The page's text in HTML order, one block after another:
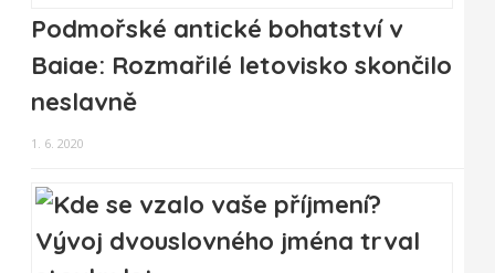
Podmořské antické bohatství v
Baiae: Rozmařilé letovisko skončilo
neslavně
1. 6. 2020